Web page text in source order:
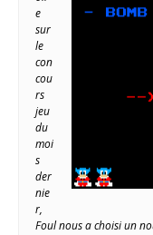
e
sur
le
con
cou
rs
jeu
du
moi
s
der
nie
r,
Foul nous a choisi un